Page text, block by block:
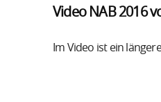
Video NAB 2016
Im Video ist ein